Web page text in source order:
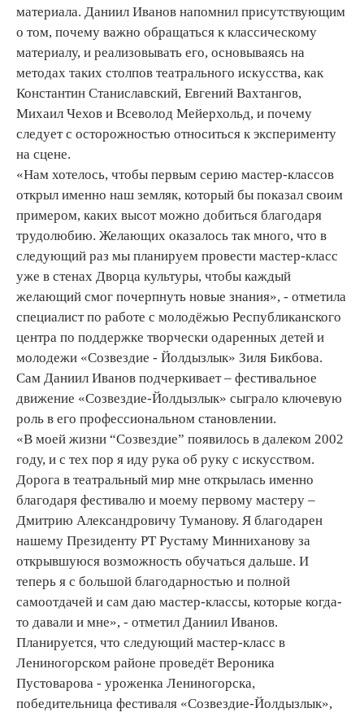
материала. Даниил Иванов напомнил присутствующим
о том, почему важно обращаться к классическому
материалу, и реализовывать его, основываясь на
методах таких столпов театрального искусства, как
Константин Станиславский, Евгений Вахтангов,
Михаил Чехов и Всеволод Мейерхольд, и почему
следует с осторожностью относиться к эксперименту
на сцене.
«Нам хотелось, чтобы первым серию мастер-классов
открыл именно наш земляк, который бы показал своим
примером, каких высот можно добиться благодаря
трудолюбию. Желающих оказалось так много, что в
следующий раз мы планируем провести мастер-класс
уже в стенах Дворца культуры, чтобы каждый
желающий смог почерпнуть новые знания», - отметила
специалист по работе с молодёжью Республиканского
центра по поддержке творчески одаренных детей и
молодежи «Созвездие - Йолдызлык» Зиля Бикбова.
Сам Даниил Иванов подчеркивает – фестивальное
движение «Созвездие-Йолдызлык» сыграло ключевую
роль в его профессиональном становлении.
«В моей жизни “Созвездие” появилось в далеком 2002
году, и с тех пор я иду рука об руку с искусством.
Дорога в театральный мир мне открылась именно
благодаря фестивалю и моему первому мастеру –
Дмитрию Александровичу Туманову. Я благодарен
нашему Президенту РТ Рустаму Минниханову за
открывшуюся возможность обучаться дальше. И
теперь я с большой благодарностью и полной
самоотдачей и сам даю мастер-классы, которые когда-
то давали и мне», - отметил Даниил Иванов.
Планируется, что следующий мастер-класс в
Лениногорском районе проведёт Вероника
Пустоварова - уроженка Лениногорска,
победительница фестиваля «Созвездие-Йолдызлык»,